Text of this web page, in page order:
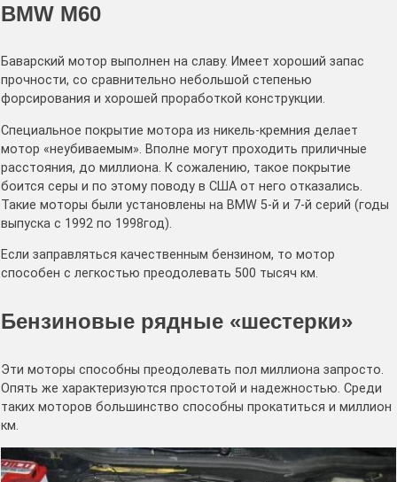
BMW M60
Баварский мотор выполнен на славу. Имеет хороший запас
прочности, со сравнительно небольшой степенью
форсирования и хорошей проработкой конструкции.
Специальное покрытие мотора из никель-кремния делает
мотор «неубиваемым». Вполне могут проходить приличные
расстояния, до миллиона. К сожалению, такое покрытие
боится серы и по этому поводу в США от него отказались.
Такие моторы были установлены на BMW 5-й и 7-й серий (годы
выпуска с 1992 по 1998год).
Если заправляться качественным бензином, то мотор
способен с легкостью преодолевать 500 тысяч км.
Бензиновые рядные «шестерки»
Эти моторы способны преодолевать пол миллиона запросто.
Опять же характеризуются простотой и надежностью. Среди
таких моторов большинство способны прокатиться и миллион
км.